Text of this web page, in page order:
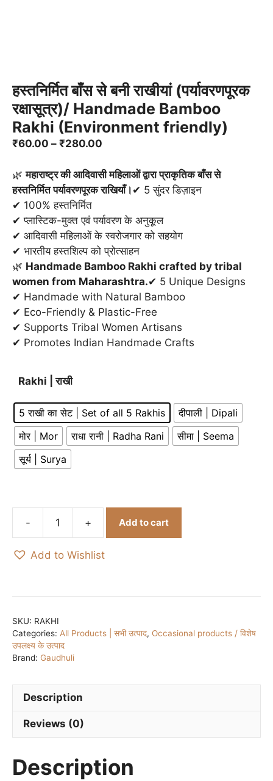
हस्तनिर्मित बाँस से बनी राखीयां (पर्यावरणपूरक
रक्षासूत्र)/ Handmade Bamboo
Rakhi (Environment friendly)
₹60.00 – ₹280.00
₹60.00
through
🌿महाराष्ट्र की आदिवासी महिलाओं द्वारा प्राकृतिक बाँस से
हस्तनिर्मित पर्यावरणपूरक राखियाँ। ✔ 5 सुंदर डिज़ाइन
✔ 100% हस्तनिर्मित
✔ प्लास्टिक-मुक्त एवं पर्यावरण के अनुकूल
✔ आदिवासी महिलाओं के स्वरोजगार को सहयोग
✔ भारतीय हस्तशिल्प को प्रोत्साहन
🌿 Handmade Bamboo Rakhi crafted by tribal
women from Maharashtra.✔ 5 Unique Designs
✔ Handmade with Natural Bamboo
✔ Eco-Friendly & Plastic-Free
✔ Supports Tribal Women Artisans
✔ Promotes Indian Handmade Crafts
Rakhi | राखी
5 राखी का सेट | Set of all 5 Rakhis
दीपाली | Dipali
मोर | Mor
राधा रानी | Radha Rani
सीमा | Seema
सूर्य | Surya
हस्तनिर्मित
से
Handmade
(Environment
Add to cart
Add to Wishlist
SKU: RAKHI
Categories: All Products | सभी उत्पाद, Occasional products / विशेष
उपलक्ष्य के उत्पाद
Brand: Gaudhuli
Description
Reviews (0)
Description